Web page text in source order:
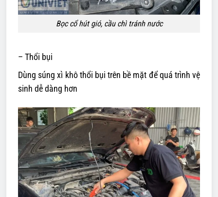
Bọc cổ hút gió, cầu chì tránh nước
– Thổi bụi
Dùng súng xì khô thổi bụi trên bề mặt để quá trình vệ
sinh dễ dàng hơn